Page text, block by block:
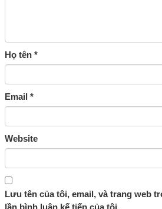
Họ tên *
Email *
Website
Lưu tên của tôi, email, và trang web
lần bình luận kế tiếp của tôi.